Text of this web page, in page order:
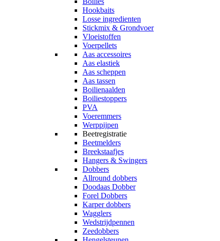
Hookbaits
Losse ingredienten
Stickmix & Grondvoer
Vloeistoffen
Voerpellets
Aas accessoires
Aas elastiek
Aas scheppen
Aas tassen
Boilienaalden
Boiliestoppers
PVA
Voeremmers
Werppijpen
Beetregistratie
Beetmelders
Breekstaafjes
Hangers & Swingers
Dobbers
Allround dobbers
Doodaas Dobber
Forel Dobbers
Karper dobbers
Wagglers
Wedstrijdpennen
Zeedobbers